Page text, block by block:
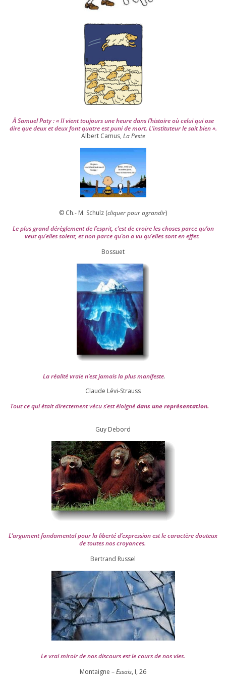
À Samuel Paty : « Il vient tou­jours une heure dans l’his­toire où celui qui ose
dire que deux et deux font quatre est puni de mort. L’instituteur le sait bien ».
Albert Camus, La Peste
© Ch.- M. Schulz (cli­quer pour agran­dir)
Le plus grand dérè­gle­ment de l’es­prit, c’est de croire les choses parce qu’on
veut qu’elles soient, et non parce qu’on a vu qu’elles sont en effet.
Bossuet
La réa­lité vraie n’est jamais la plus mani­feste.
Claude Lévi-Strauss
Tout ce qui était direc­te­ment vécu s’est éloi­gnédans une repré­sen­ta­tion.
Guy Debord
L’argument fon­da­men­tal pour la liber­té d’expression est le carac­tère dou­teux
de toutes nos croyances.
Ber­trand Russel
Le vrai miroir de nos dis­cours est le cours de nos vies.
Montaigne –Essais, I, 26